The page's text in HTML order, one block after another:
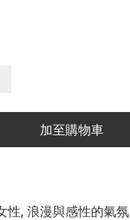
加至購物車
性, 浪漫與感性的氣氛